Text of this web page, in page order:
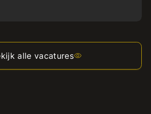
alle vacatures